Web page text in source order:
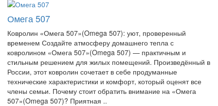
Омега 507
Ковролин «Омега 507»(Omega 507): уют, проверенный
временем Создайте атмосферу домашнего тепла с
ковролином «Омега 507»(Omega 507) — практичным и
стильным решением для жилых помещений. Произведённый в
России, этот ковролин сочетает в себе продуманные
технические характеристики и комфорт, который оценят все
члены семьи. Почему стоит обратить внимание на «Омега
507»(Omega 507)? Приятная ..